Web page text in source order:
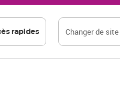
rapides Changer de site